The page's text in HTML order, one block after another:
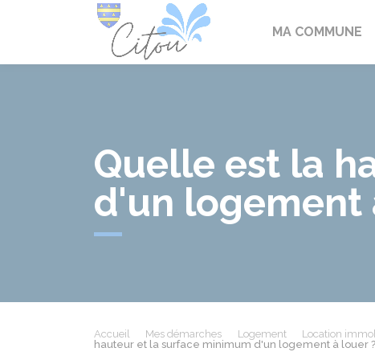
MA COMMUNE
Quelle est la
d'un logement
Accueil Mes démarches Logement Location
hauteur et la surface minimum d'un logement à louer ?